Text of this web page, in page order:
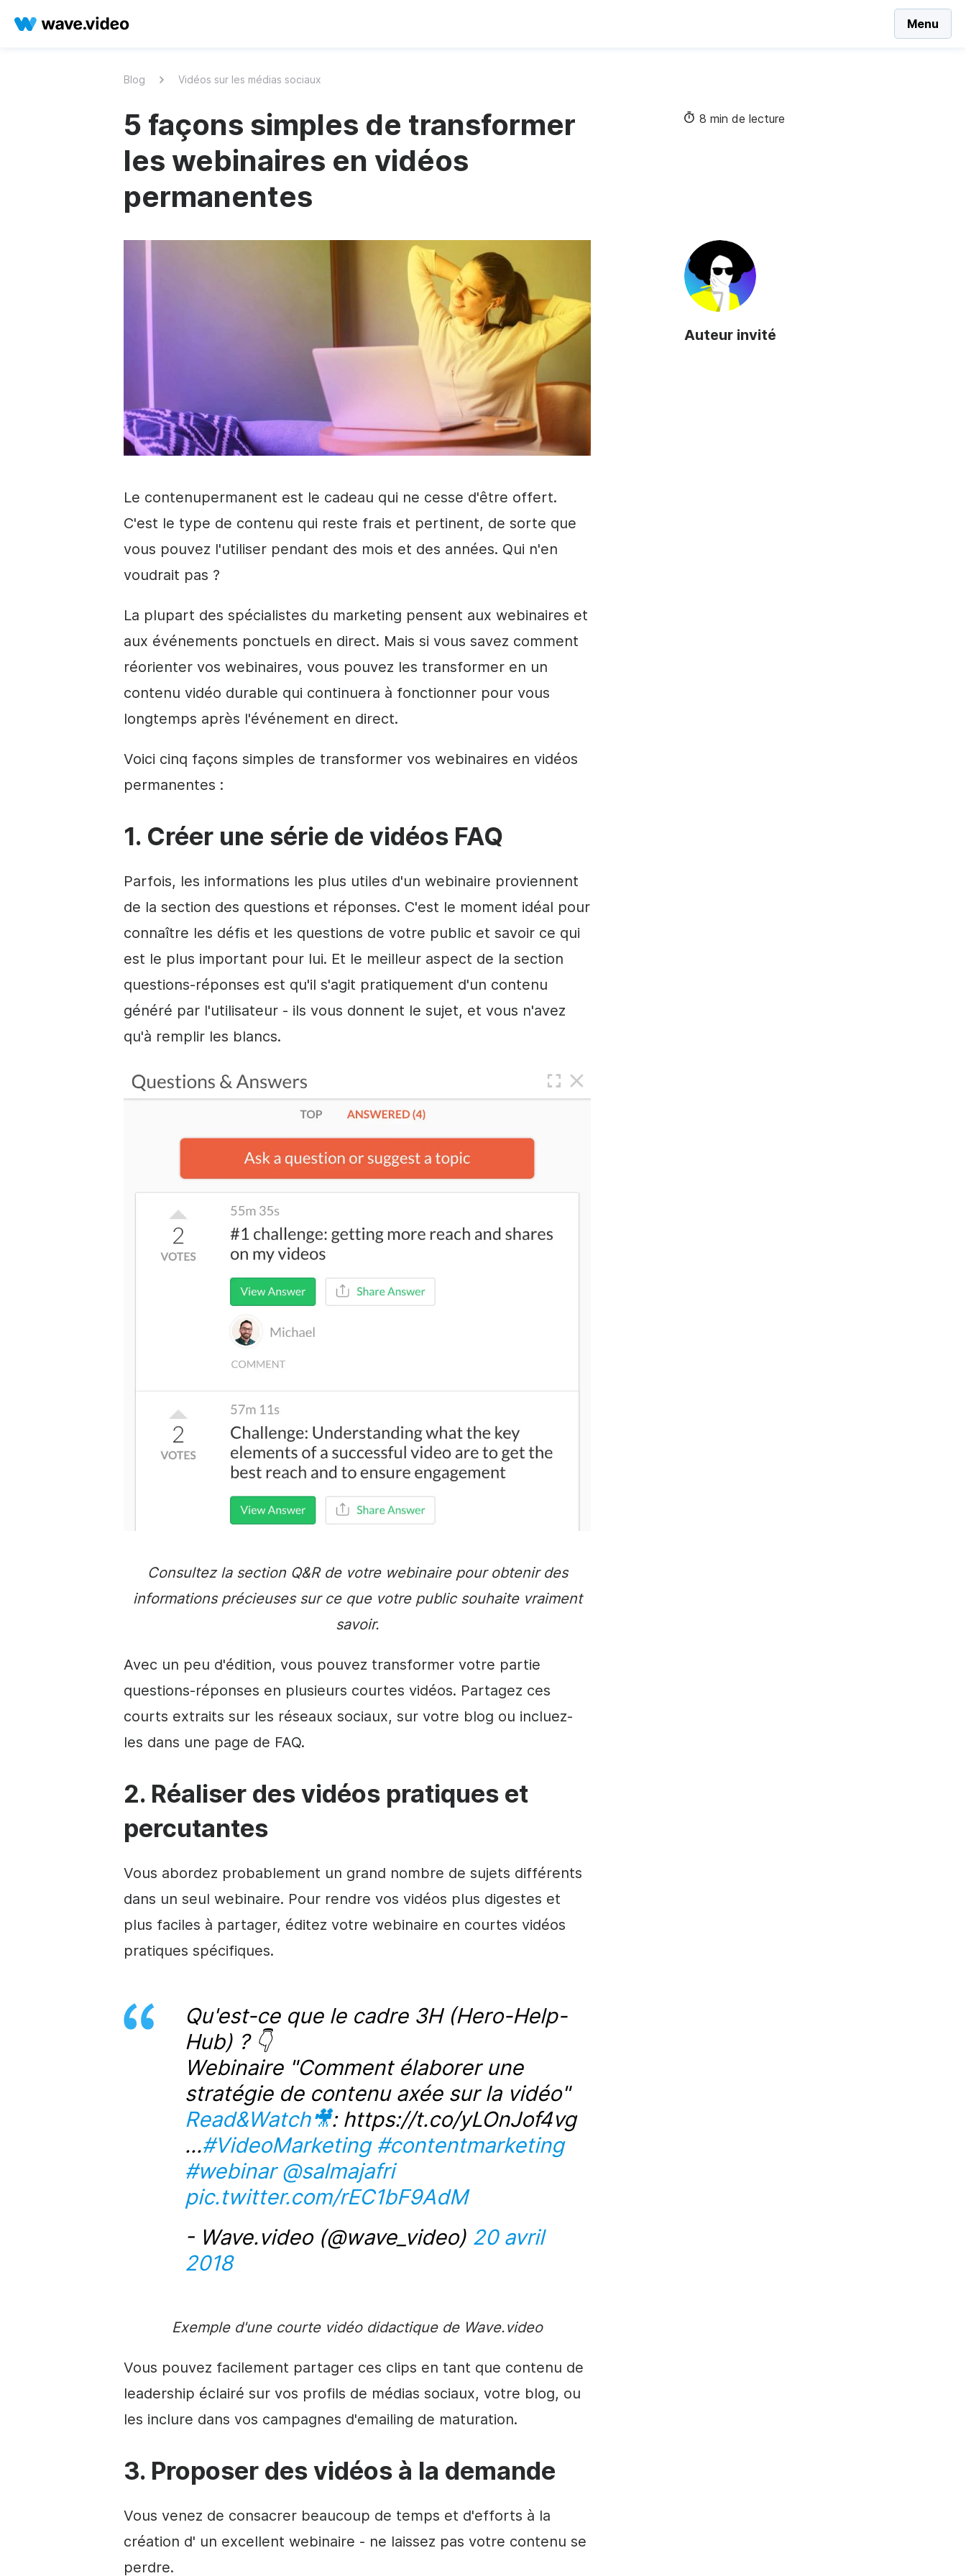
Menu
Blog Vidéos sur les médias sociaux
5 façons simples de transformer
les webinaires en vidéos
permanentes
8 min de lecture
Auteur invité
Le contenupermanent est le cadeau qui ne cesse d'être offert.
C'est le type de contenu qui reste frais et pertinent, de sorte que
vous pouvez l'utiliser pendant des mois et des années. Qui n'en
voudrait pas ?
La plupart des spécialistes du marketing pensent aux webinaires et
aux événements ponctuels en direct. Mais si vous savez comment
réorienter vos webinaires, vous pouvez les transformer en un
contenu vidéo durable qui continuera à fonctionner pour vous
longtemps après l'événement en direct.
Voici cinq façons simples de transformer vos webinaires en vidéos
permanentes :
1. Créer une série de vidéos FAQ
Parfois, les informations les plus utiles d'un webinaire proviennent
de la section des questions et réponses. C'est le moment idéal pour
connaître les défis et les questions de votre public et savoir ce qui
est le plus important pour lui. Et le meilleur aspect de la section
questions-réponses est qu'il s'agit pratiquement d'un contenu
généré par l'utilisateur - ils vous donnent le sujet, et vous n'avez
qu'à remplir les blancs.
Consultez la section Q&R de votre webinaire pour obtenir des
informations précieuses sur ce que votre public souhaite vraiment
savoir.
Avec un peu d'édition, vous pouvez transformer votre partie
questions-réponses en plusieurs courtes vidéos. Partagez ces
courts extraits sur les réseaux sociaux, sur votre blog ou incluez-
les dans une page de FAQ.
2. Réaliser des vidéos pratiques et
percutantes
Vous abordez probablement un grand nombre de sujets différents
dans un seul webinaire. Pour rendre vos vidéos plus digestes et
plus faciles à partager, éditez votre webinaire en courtes vidéos
pratiques spécifiques.
Qu'est-ce que le cadre 3H (Hero-Help-
Hub) ? 👇
Webinaire"Comment élaborer une
stratégie de contenu axée sur la vidéo"
Read&Watch🎥: https://t.co/yLOnJof4vg
...#VideoMarketing #contentmarketing
#webinar @salmajafri
pic.twitter.com/rEC1bF9AdM
- Wave.video (@wave_video) 20 avril
2018
Exemple d'une courte vidéodidactique de Wave.video
Vous pouvez facilement partager ces clips en tant que contenu de
leadership éclairé sur vos profils de médias sociaux, votre blog, ou
les inclure dans vos campagnes d'emailing de maturation.
3. Proposer desvidéos à la demande
Vous venez de consacrer beaucoup de temps et d'efforts à la
création d' un excellent webinaire - ne laissez pas votre contenu se
perdre.